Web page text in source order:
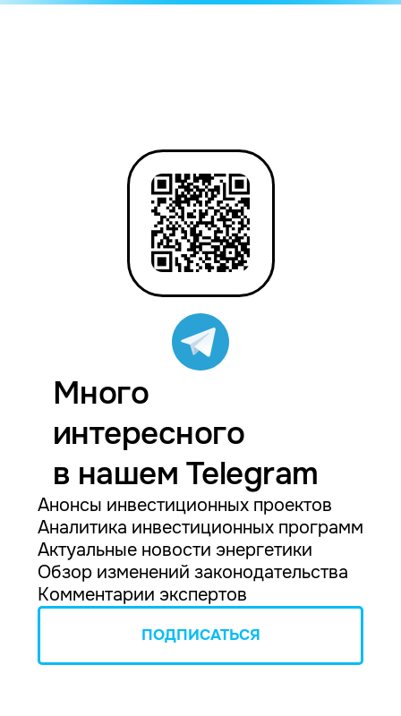
Много
интересного
в нашем Telegram
Анонсы инвестиционных проектов
Аналитика инвестиционных программ
Актуальные новости энергетики
Обзор изменений законодательства
Комментарии экспертов
ПОДПИСАТЬСЯ